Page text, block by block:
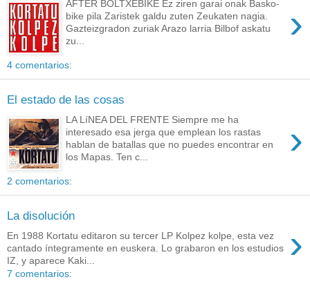
›
AFTER BOLTXEBIKE Ez ziren garai onak Basko-
bike pila Zaristek galdu zuten Zeukaten nagia.
Gazteizgradon zuriak Arazo larria Bilbof askatu
zu...
4 comentarios:
El estado de las cosas
›
LA LíNEA DEL FRENTE Siempre me ha
interesado esa jerga que emplean los rastas
hablan de batallas que no puedes encontrar en
los Mapas. Ten c...
2 comentarios:
La disolución
›
En 1988 Kortatu editaron su tercer LP Kolpez kolpe, esta vez
cantado íntegramente en euskera. Lo grabaron en los estudios
IZ, y aparece Kaki...
7 comentarios: